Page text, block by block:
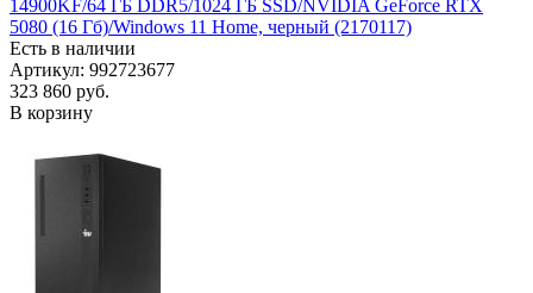
14900KF/64 ГБ DDR5/1024 ГБ SSD/NVIDIA GeForce RTX
5080 (16 Гб)/Windows 11 Home, черный (2170117)
Есть в наличии
Артикул: 992723677
323 860 руб.
В корзину